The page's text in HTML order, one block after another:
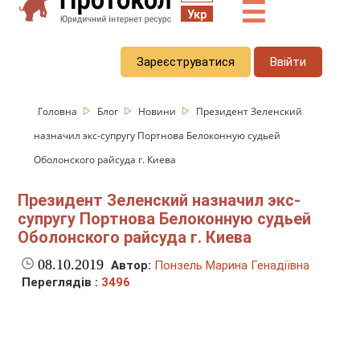
Укр ☰
Зареєструватися Ввійти
Головна Блог Новини
Президент Зеленский
назначил экс-супругу Портнова Белоконную судьей
Оболонского райсуда г. Киева
Президент Зеленский назначил экс-
супругу Портнова Белоконную судьей
Оболонского райсуда г. Киева
08.10.2019 Автор: Понзель Марина Генадіївна
Переглядів : 3496